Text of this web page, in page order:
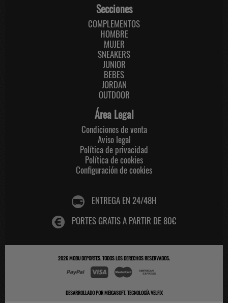
Secciones
COMPLEMENTOS
HOMBRE
MUJER
SNEAKERS
JUNIOR
BEBES
JORDAN
OUTDOOR
Área Legal
Condiciones de venta
Aviso legal
Política de privacidad
Política de cookies
Configuración de cookies
ENTREGA EN 24/48H
PORTES GRATIS A PARTIR DE 80€
2026MOBU DEPORTES. TODOS LOS DERECHOS RESERVADOS.
DESARROLLADO PORMEIGASOFT.TECNOLOGÍA VELFIX